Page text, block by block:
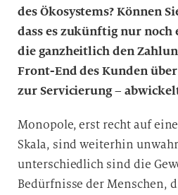
des Ökosystems? Können
dass es zukünftig nur noch
die ganzheitlich den
Front-End des Kunden
zur Servicierung –
Monopole, erst recht auf
Skala, sind weiterhin
unterschiedlich sind die
Bedürfnisse der Menschen,